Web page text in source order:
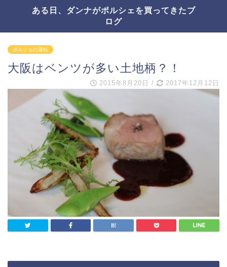
ある日、ダンナがポルシェを買ってきたブ
ログ
ポルシェの運転
大阪はベンツが多い土地柄？！
2015年8月20日 / 2017年12月12日